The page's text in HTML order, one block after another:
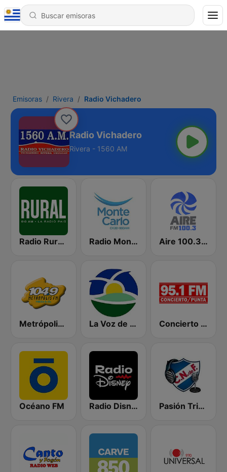
Emisoras Rivera Radio Vichadero
Radio Vichadero
Rivera - 1560 AM
Radio Rural 610 AM Radio Monte Carlo 930 Aire 100.3 FM
Metrópolis 104.9 FM La Voz de Melo Concierto Punta 95.1 FM
Océano FM Radio Disney Uruguay Pasión Tricolor